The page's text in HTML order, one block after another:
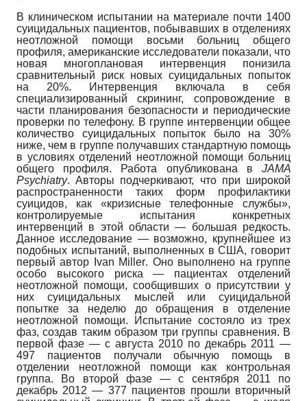
В клиническом испытании на материале почти 1400
суицидальных пациентов, побывавших в отделениях
неотложной помощи восьми больниц общего
профиля, американские исследователи показали, что
новая многоплановая интервенция понизила
сравнительный риск новых суицидальных попыток
на 20%. Интервенция включала в себя
специализированный скрининг, сопровождение в
части планирования безопасности и периодические
проверки по телефону. В группе интервенции общее
количество суицидальных попыток было на 30%
ниже, чем в группе получавших стандартную помощь
в условиях отделений неотложной помощи больниц
общего профиля. Работа опубликована в JAMA
Psychiatry.Авторы подчеркивают, что при широкой
распространенности таких форм профилактики
суицидов, как «кризисные телефонные службы»,
контролируемые испытания конкретных
интервенций в этой области — большая редкость.
Данное исследование — возможно, крупнейшее из
подобных испытаний, выполненных в США, говорит
первый автор
Ivan Miller. Оно выполнено на группе
особо высокого риска — пациентах отделений
неотложной помощи, сообщивших о присутствии у
них суицидальных мыслей или суицидальной
попытке за неделю до обращения в отделение
неотложной помощи. Испытание состояло из трех
фаз, создав таким образом три группы сравнения. В
первой фазе — с августа 2010 по декабрь 2011 —
497 пациентов получали обычную помощь в
отделении неотложной помощи как контрольная
группа. Во второй фазе — с сентября 2011 по
декабрь 2012 — 377 пациентов прошли вторичный